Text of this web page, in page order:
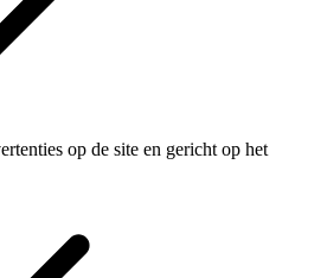
op de site en gericht op het